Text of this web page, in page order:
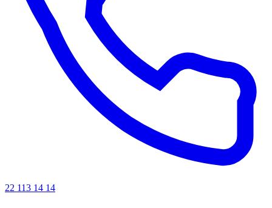
22 113 14 14